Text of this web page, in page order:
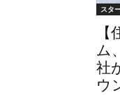
スタ
ム
社
ウ